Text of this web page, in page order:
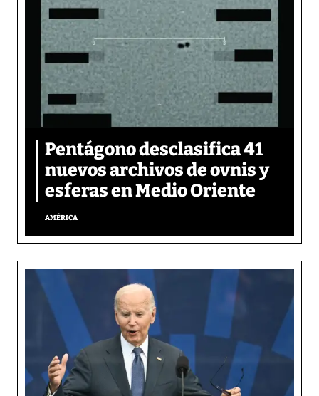
Pentágono desclasifica 41
nuevos archivos de ovnis y
esferas en Medio Oriente
AMÉRICA